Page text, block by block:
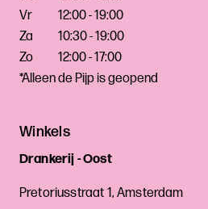
Vr
12:00 - 19:00
Za
10:30 - 19:00
Zo
12:00 - 17:00
*Alleen de Pijp is geopend
Winkels
Drankerij - Oost
Pretoriusstraat 1, Amsterdam